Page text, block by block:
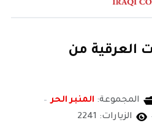
العرقية من
المجموعة: المنبر الحر
الزيارات: 2241